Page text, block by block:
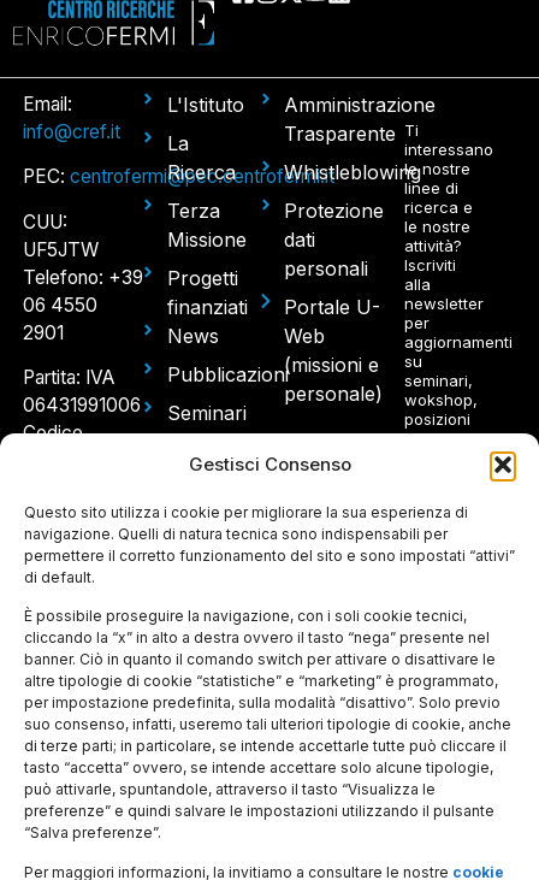
Gestisci Consenso
Questo sito utilizza i cookie per migliorare la sua esperienza di
navigazione. Quelli di natura tecnica sono indispensabili per
permettere il corretto funzionamento del sito e sono impostati “attivi”
di default.
È possibile proseguire la navigazione, con i soli cookie tecnici,
cliccando la “x” in alto a destra ovvero il tasto “nega” presente nel
banner. Ciò in quanto il comando switch per attivare o disattivare le
altre tipologie di cookie “statistiche” e “marketing” è programmato,
per impostazione predefinita, sulla modalità “disattivo”. Solo previo
suo consenso, infatti, useremo tali ulteriori tipologie di cookie, anche
di terze parti; in particolare, se intende accettarle tutte può cliccare il
tasto “accetta” ovvero, se intende accettare solo alcune tipologie,
può attivarle, spuntandole, attraverso il tasto “Visualizza le
preferenze” e quindi salvare le impostazioni utilizzando il pulsante
“Salva preferenze”.
Per maggiori informazioni, la invitiamo a consultare le nostre cookie
Email:
info@cref.it
PEC: centrofermi@pec.centrofermi.it
CUU:
UF5JTW
Telefono: +39
06 4550
2901
Partita: IVA
06431991006
Codice
fiscale: 97214300580
Sede
legale e
spedizioni:
Via
Panisperna
89 A –
00184
Roma
Ingresso
per gli
ospiti:
Piazza del
L'Istituto
La
Ricerca
Terza
Missione
Progetti
finanziati
News
Pubblicazioni
Seminari
Workshop
Concorsi
e Avvisi
Amministrazione
Trasparente
Whistleblowing
Protezione
dati
personali
Portale U-
Web
(missioni e
personale)
Ti
interessano
le nostre
linee di
ricerca e
le nostre
attività?
Iscriviti
alla
newsletter
per
aggiornamenti
su
seminari,
wokshop,
posizioni
aperte.
Ho
letto e
accetto
trattamento
dei dati
personali